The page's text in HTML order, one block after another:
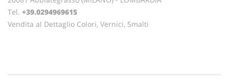
Tel. +39.0294969615
Vendita al Dettaglio Colori, Vernici, Smalti